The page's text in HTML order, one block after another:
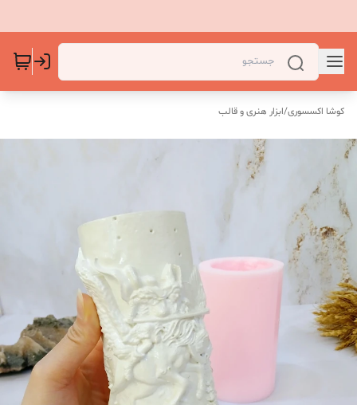
کوشا اکسسوری/ابزار هنری و قالب